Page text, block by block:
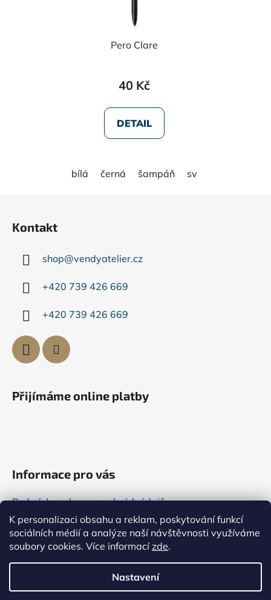
K personalizaci obsahu a reklam, poskytování funkcí
sociálních médií a analýze naší návštěvnosti využíváme
soubory cookies. Více informacízde.
Nastavení
Pero Clare
40 Kč
DETAIL
bílá černá šampáň světle růžová
Kontakt
shop@vendyatelier.cz
+420 739 426 669
+420 739 426 669
Přijímáme online platby
Informace pro vás
Podmínky ochrany osobních údajů
Všeobecné obchodní podmínky
Kontakty